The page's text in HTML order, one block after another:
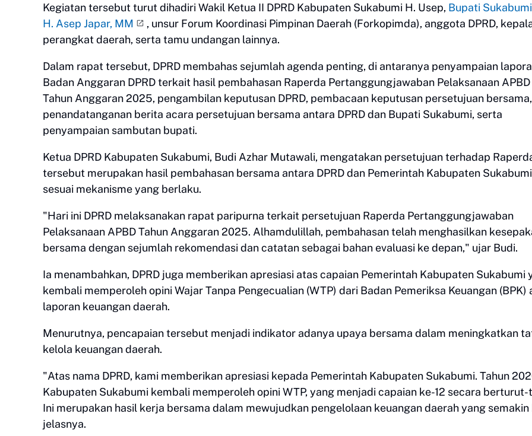
Kegiatan tersebut turut dihadiri Wakil Ketua II DPRD Kabupaten Sukabumi H. Usep, Bupati
H. Asep Japar, MM
, unsur Forum Koordinasi Pimpinan Daerah (Forkopimda), anggota DPRD,
perangkat daerah, serta tamu undangan lainnya.
Dalam rapat tersebut, DPRD membahas sejumlah agenda penting, di antaranya penyampaian
Badan Anggaran DPRD terkait hasil pembahasan Raperda Pertanggungjawaban Pelaksanaan APBD
Tahun Anggaran 2025, pengambilan keputusan DPRD, pembacaan keputusan persetujuan bersama,
penandatanganan berita acara persetujuan bersama antara DPRD dan Bupati Sukabumi, serta
penyampaian sambutan bupati.
Ketua DPRD Kabupaten Sukabumi, Budi Azhar Mutawali, mengatakan persetujuan terhadap
tersebut merupakan hasil pembahasan bersama antara DPRD dan Pemerintah Kabupaten Sukabumi
sesuai mekanisme yang berlaku.
"Hari ini DPRD melaksanakan rapat paripurna terkait persetujuan Raperda Pertanggungjawaban
Pelaksanaan APBD Tahun Anggaran 2025. Alhamdulillah, pembahasan telah menghasilkan
bersama dengan sejumlah rekomendasi dan catatan sebagai bahan evaluasi ke depan," ujar Budi.
Ia menambahkan, DPRD juga memberikan apresiasi atas capaian Pemerintah Kabupaten Sukabumi
kembali memperoleh opini Wajar Tanpa Pengecualian (WTP) dari Badan Pemeriksa Keuangan (BPK)
laporan keuangan daerah.
Menurutnya, pencapaian tersebut menjadi indikator adanya upaya bersama dalam meningkatkan
kelola keuangan daerah.
"Atas nama DPRD, kami memberikan apresiasi kepada Pemerintah Kabupaten Sukabumi. Tahun
Kabupaten Sukabumi kembali memperoleh opini WTP, yang menjadi capaian ke-12 secara
Ini merupakan hasil kerja bersama dalam mewujudkan pengelolaan keuangan daerah yang semakin
jelasnya.